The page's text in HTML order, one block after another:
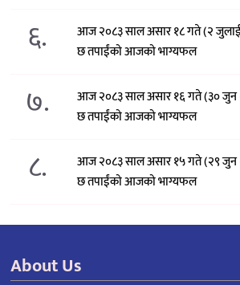
६.
आज २०८३ साल असार १८ गते (२ जुलाई
छ तपाईंको आजको भाग्यफल
७.
आज २०८३ साल असार १६ गते (३० जुन
छ तपाईंको आजको भाग्यफल
८.
आज २०८३ साल असार १५ गते (२९ जुन
छ तपाईंको आजको भाग्यफल
About Us